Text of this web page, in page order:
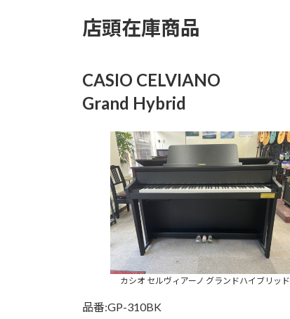
店頭在庫商品
CASIO CELVIANO
Grand Hybrid
カシオ セルヴィアーノ グランドハイブリッド
品番:GP-310BK